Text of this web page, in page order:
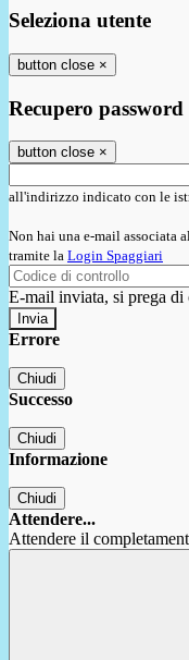
Seleziona utente
button close ×
Recupero password
button close ×
all'indirizzo indicato con le
Non hai una e-mail associata
tramite la Login Spaggiari
E-mail inviata, si prega di
Errore
Chiudi
Successo
Chiudi
Informazione
Chiudi
Attendere...
Attendere il